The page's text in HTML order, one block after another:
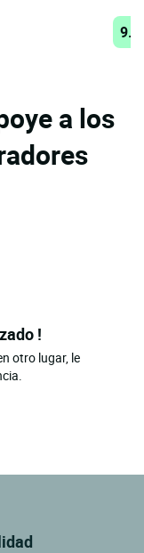
a los
!
otro lugar, le